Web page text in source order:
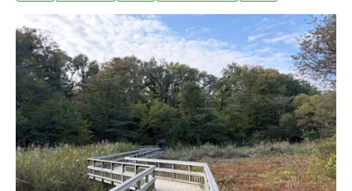
最熱的夏季，全國平均氣溫比往年高出2.36°C。在6月～8
月間，全日本有九天的氣溫突破40°C，其中群馬縣伊勢崎
市，更在8月5日測得41.8°C，創下全國紀錄。隨著高溫成
為常態，日本氣象廳於上月17日宣布新增高溫分類，將
40°C以上的日子正式定義為「酷暑日」（こくしょび）。
由於原本的高溫分類，如25°C以上的「夏日」（なつ
び）、30°C以上的「真夏日」（まなつび）、35°C以上的
「猛暑日」（もうしょび），都已無法描述極端高溫的感
受。日文「酷暑日」代表著高溫下近乎嚴酷（こく）的感